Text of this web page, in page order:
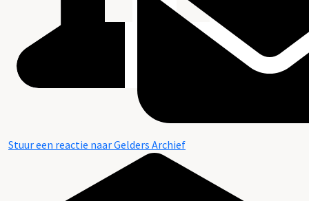
Stuur een reactie naar Gelders Archief